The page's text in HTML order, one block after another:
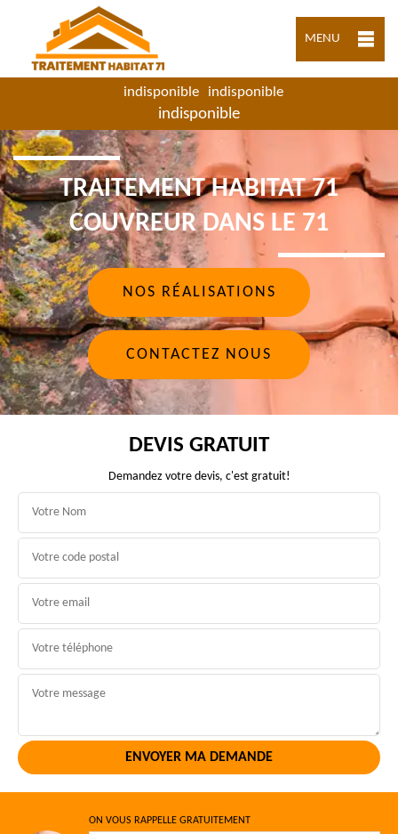
MENU
indisponible indisponible
indisponible
TRAITEMENT HABITAT 71
COUVREUR DANS LE 71
NOS RÉALISATIONS
CONTACTEZ NOUS
DEVIS GRATUIT
Demandez votre devis, c'est gratuit!
ON VOUS RAPPELLE GRATUITEMENT